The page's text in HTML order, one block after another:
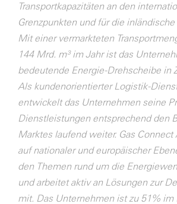
Transportkapazitäten an den
Grenzpunkten und für die inländische
Mit einer vermarkteten
144 Mrd. m³ im Jahr ist das
bedeutende Energie-Drehscheibe in
Als kundenorientierter Logistik-
entwickelt das Unternehmen seine
Dienstleistungen entsprechend den
Marktes laufend weiter. Gas Connect
auf nationaler und europäischer
den Themen rund um die
und arbeitet aktiv an Lösungen zur
mit. Das Unternehmen ist zu 51% im